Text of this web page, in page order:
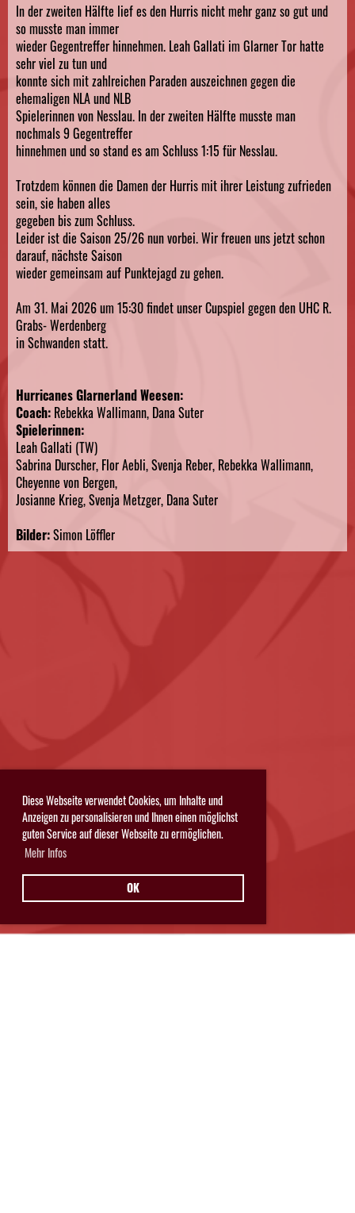
Diese Webseite verwendet Cookies, um Inhalte und
Anzeigen zu personalisieren und Ihnen einen möglichst
guten Service auf dieser Webseite zu ermöglichen.
Mehr Infos
OK
In der zweiten Hälfte lief es den Hurris nicht mehr ganz so gut und
so musste man immer
wieder Gegentreffer hinnehmen. Leah Gallati im Glarner Tor hatte
sehr viel zu tun und
konnte sich mit zahlreichen Paraden auszeichnen gegen die
ehemaligen NLA und NLB
Spielerinnen von Nesslau. In der zweiten Hälfte musste man
nochmals 9 Gegentreffer
hinnehmen und so stand es am Schluss 1:15 für Nesslau.
Trotzdem können die Damen der Hurris mit ihrer Leistung zufrieden
sein, sie haben alles
gegeben bis zum Schluss.
Leider ist die Saison 25/26 nun vorbei. Wir freuen uns jetzt schon
darauf, nächste Saison
wieder gemeinsam auf Punktejagd zu gehen.
Am 31. Mai 2026 um 15:30 findet unser Cupspiel gegen den UHC R.
Grabs- Werdenberg
in Schwanden statt.
Hurricanes Glarnerland Weesen:
Coach: Rebekka Wallimann, Dana Suter
Spielerinnen:
Leah Gallati (TW)
Sabrina Durscher, Flor Aebli, Svenja Reber, Rebekka Wallimann,
Cheyenne von Bergen,
Josianne Krieg, Svenja Metzger, Dana Suter
Bilder:Simon Löffler